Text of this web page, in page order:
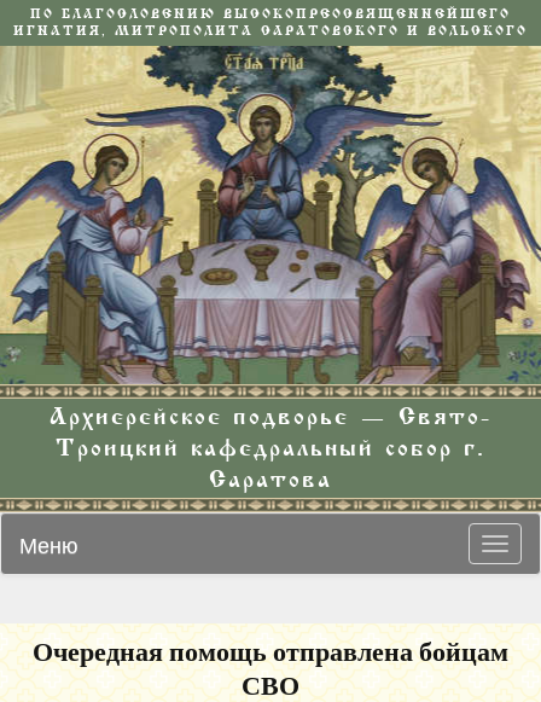
ПО БЛАГОСЛОВЕНИЮ ВЫСОКОПРЕОСВЯЩЕННЕЙШЕГО
ИГНАТИЯ, МИТРОПОЛИТА САРАТОВСКОГО И ВОЛЬСКОГО
Архиерейское подворье — Свято-
Троицкий кафедральный собор г.
Саратова
Меню
Очередная помощь отправлена бойцам
СВО